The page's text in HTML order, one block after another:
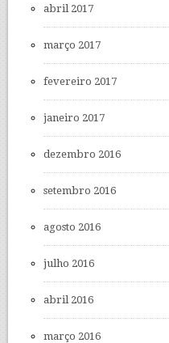
abril 2017
março 2017
fevereiro 2017
janeiro 2017
dezembro 2016
setembro 2016
agosto 2016
julho 2016
abril 2016
março 2016